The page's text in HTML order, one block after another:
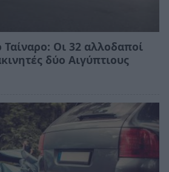
Οι 32 αλλοδαποί
δύο Αιγύπτιους